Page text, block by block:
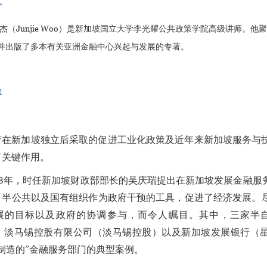
（Junjie Woo）是新加坡国立大学李光耀公共政策学院高级讲师。他
出版了多本有关亚洲金融中心兴起与发展的专著。
新加坡独立后采取的促进工业化政策及近年来新加坡服务
键作用。
年，时任新加坡财政部部长的吴庆瑞提出在新加坡发展金融
公共以及国有组织作为政府干预的工具，促进了经济发展
的目标以及政府的协调参与，而令人瞩目。其中，三家
淡马锡控股有限公司（淡马锡控股）以及新加坡发展银行
造的”金融服务部门的典型案例。